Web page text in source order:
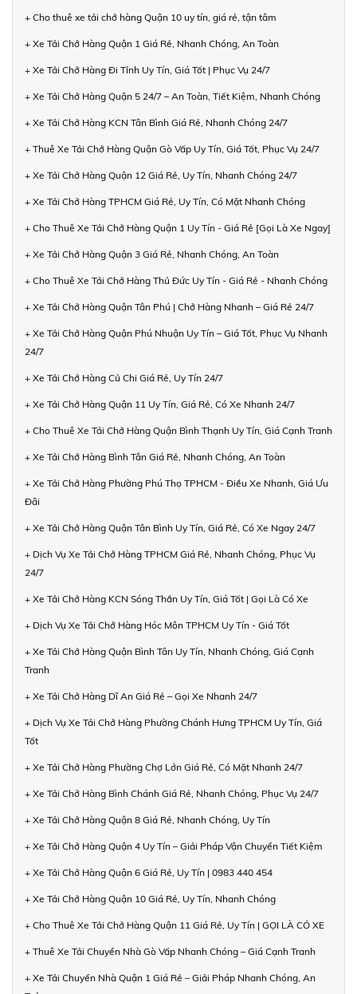
+ Cho thuê xe tải chở hàng Quận 10 uy tín, giá rẻ, tận tâm
+ Xe Tải Chở Hàng Quận 1 Giá Rẻ, Nhanh Chóng, An Toàn
+ Xe Tải Chở Hàng Đi Tỉnh Uy Tín, Giá Tốt | Phục Vụ 24/7
+ Xe Tải Chở Hàng Quận 5 24/7 – An Toàn, Tiết Kiệm, Nhanh Chóng
+ Xe Tải Chở Hàng KCN Tân Bình Giá Rẻ, Nhanh Chóng 24/7
+ Thuê Xe Tải Chở Hàng Quận Gò Vấp Uy Tín, Giá Tốt, Phục Vụ 24/7
+ Xe Tải Chở Hàng Quận 12 Giá Rẻ, Uy Tín, Nhanh Chóng 24/7
+ Xe Tải Chở Hàng TPHCM Giá Rẻ, Uy Tín, Có Mặt Nhanh Chóng
+ Cho Thuê Xe Tải Chở Hàng Quận 1 Uy Tín - Giá Rẻ [Gọi Là Xe Ngay]
+ Xe Tải Chở Hàng Quận 3 Giá Rẻ, Nhanh Chóng, An Toàn
+ Cho Thuê Xe Tải Chở Hàng Thủ Đức Uy Tín - Giá Rẻ - Nhanh Chóng
+ Xe Tải Chở Hàng Quận Tân Phú | Chở Hàng Nhanh – Giá Rẻ 24/7
+ Xe Tải Chở Hàng Quận Phú Nhuận Uy Tín – Giá Tốt, Phục Vụ Nhanh
24/7
+ Xe Tải Chở Hàng Củ Chi Giá Rẻ, Uy Tín 24/7
+ Xe Tải Chở Hàng Quận 11 Uy Tín, Giá Rẻ, Có Xe Nhanh 24/7
+ Cho Thuê Xe Tải Chở Hàng Quận Bình Thạnh Uy Tín, Giá Cạnh Tranh
+ Xe Tải Chở Hàng Bình Tân Giá Rẻ, Nhanh Chóng, An Toàn
+ Xe Tải Chở Hàng Phường Phú Thọ TPHCM - Điều Xe Nhanh, Giá Ưu
Đãi
+ Xe Tải Chở Hàng Quận Tân Bình Uy Tín, Giá Rẻ, Có Xe Ngay 24/7
+ Dịch Vụ Xe Tải Chở Hàng TPHCM Giá Rẻ, Nhanh Chóng, Phục Vụ
24/7
+ Xe Tải Chở Hàng KCN Sóng Thần Uy Tín, Giá Tốt | Gọi Là Có Xe
+ Dịch Vụ Xe Tải Chở Hàng Hóc Môn TPHCM Uy Tín - Giá Tốt
+ Xe Tải Chở Hàng Quận Bình Tân Uy Tín, Nhanh Chóng, Giá Cạnh
Tranh
+ Xe Tải Chở Hàng Dĩ An Giá Rẻ – Gọi Xe Nhanh 24/7
+ Dịch Vụ Xe Tải Chở Hàng Phường Chánh Hưng TPHCM Uy Tín, Giá
Tốt
+ Xe Tải Chở Hàng Phường Chợ Lớn Giá Rẻ, Có Mặt Nhanh 24/7
+ Xe Tải Chở Hàng Bình Chánh Giá Rẻ, Nhanh Chóng, Phục Vụ 24/7
+ Xe Tải Chở Hàng Quận 8 Giá Rẻ, Nhanh Chóng, Uy Tín
+ Xe Tải Chở Hàng Quận 4 Uy Tín – Giải Pháp Vận Chuyển Tiết Kiệm
+ Xe Tải Chở Hàng Quận 6 Giá Rẻ, Uy Tín | 0983 440 454
+ Xe Tải Chở Hàng Quận 10 Giá Rẻ, Uy Tín, Nhanh Chóng
+ Cho Thuê Xe Tải Chở Hàng Quận 11 Giá Rẻ, Uy Tín | GỌI LÀ CÓ XE
+ Thuê Xe Tải Chuyển Nhà Gò Vấp Nhanh Chóng – Giá Cạnh Tranh
+ Xe Tải Chuyển Nhà Quận 1 Giá Rẻ – Giải Pháp Nhanh Chóng, An